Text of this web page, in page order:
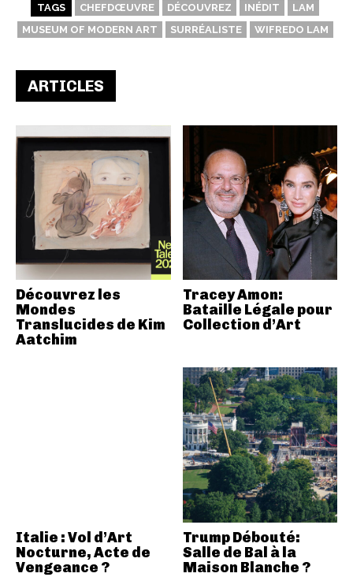
TAGS CHEFDŒUVRE DÉCOUVREZ INÉDIT
LAM
MUSEUM OF MODERN ART
SURRÉALISTE WIFREDO LAM
ARTICLES
Découvrez les
Mondes
Translucides de Kim
Aatchim
Tracey Amon:
Bataille Légale pour
Collection d’Art
Italie : Vol d’Art
Nocturne, Acte de
Vengeance ?
Trump Débouté:
Salle de Bal à la
Maison Blanche ?